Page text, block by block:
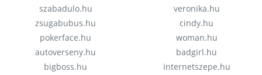
szabadulo.hu
zsugabubus.hu
pokerface.hu
autoverseny.hu
bigboss.hu
veronika.hu
cindy.hu
woman.hu
badgirl.hu
internetszepe.hu